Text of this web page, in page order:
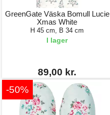
GreenGate Väska Bomull Lucie
Xmas White
H 45 cm, B 34 cm
I lager
89,00 kr.
-50%